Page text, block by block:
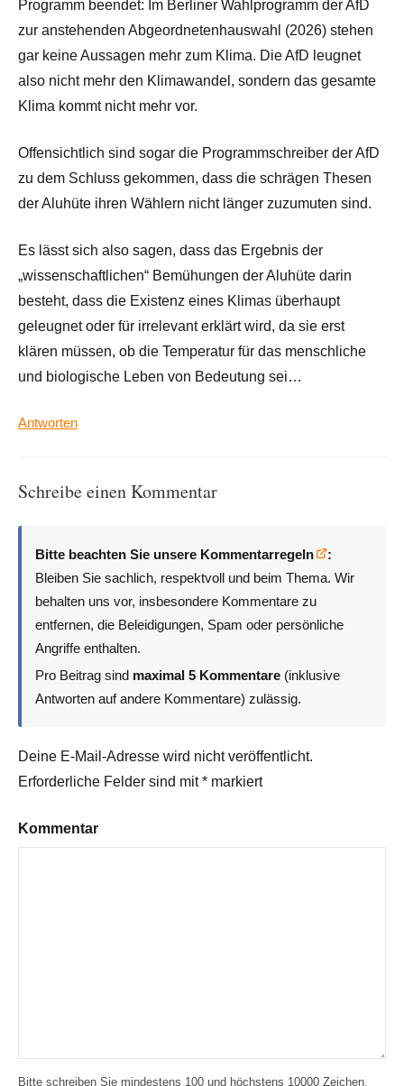
Programm beendet: Im Berliner Wahlprogramm der AfD
zur anstehenden Abgeordnetenhauswahl (2026) stehen
gar keine Aussagen mehr zum Klima. Die AfD leugnet
also nicht mehr den Klimawandel, sondern das gesamte
Klima kommt nicht mehr vor.
Offensichtlich sind sogar die Programmschreiber der AfD
zu dem Schluss gekommen, dass die schrägen Thesen
der Aluhüte ihren Wählern nicht länger zuzumuten sind.
Es lässt sich also sagen, dass das Ergebnis der
„wissenschaftlichen“ Bemühungen der Aluhüte darin
besteht, dass die Existenz eines Klimas überhaupt
geleugnet oder für irrelevant erklärt wird, da sie erst
klären müssen, ob die Temperatur für das menschliche
und biologische Leben von Bedeutung sei…
Antworten
Schreibe einen Kommentar
Bitte beachten Sie unsere Kommentarregeln
:
Bleiben Sie sachlich, respektvoll und beim Thema. Wir
behalten uns vor, insbesondere Kommentare zu
entfernen, die Beleidigungen, Spam oder persönliche
Angriffe enthalten.
Pro Beitrag sind maximal 5 Kommentare (inklusive
Antworten auf andere Kommentare) zulässig.
Deine E-Mail-Adresse wird nicht veröffentlicht.
Erforderliche Felder sind mit* markiert
Kommentar
Bitte schreiben Sie mindestens 100 und höchstens 10000 Zeichen.